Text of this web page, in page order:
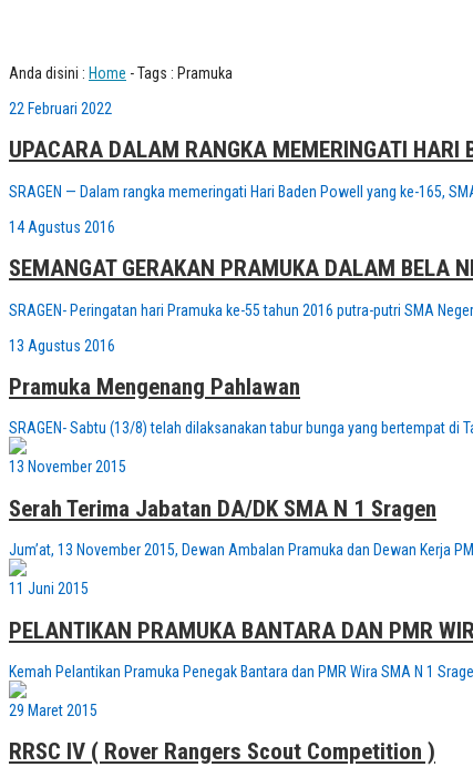
Anda disini : Home -Tags : Pramuka
22 Februari 2022
UPACARA DALAM RANGKA MEMERINGATI
SRAGEN — Dalam rangka memeringati Hari Baden Powell yang ke-165,
14 Agustus 2016
SEMANGAT GERAKAN PRAMUKA DALAM BELA
SRAGEN- Peringatan hari Pramuka ke-55 tahun 2016 putra-putri SMA
13 Agustus 2016
Pramuka Mengenang Pahlawan
SRAGEN- Sabtu (13/8) telah dilaksanakan tabur bunga yang bertempat
13 November 2015
Serah Terima Jabatan DA/DK SMA N 1 Sragen
Jum’at, 13 November 2015, Dewan Ambalan Pramuka dan Dewan Kerja
11 Juni 2015
PELANTIKAN PRAMUKA BANTARA DAN PMR
Kemah Pelantikan Pramuka Penegak Bantara dan PMR Wira SMA N 1
29 Maret 2015
RRSC IV ( Rover Rangers Scout Competition )